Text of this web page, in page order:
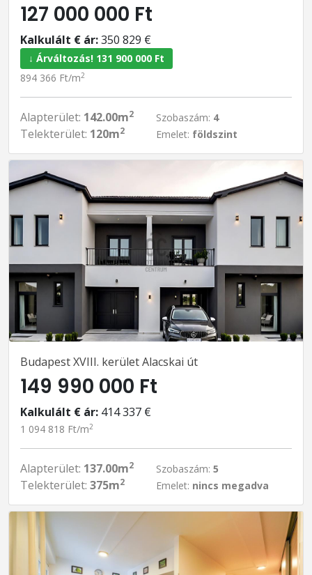
127 000 000 Ft
Kalkulált € ár:350 829 €
↓ Árváltozás! 131 900 000 Ft
894 366 Ft/m2
Alapterület: 142.00m2
Telekterület: 120m2
Szobaszám: 4
Emelet: földszint
Budapest XVIII. kerület Alacskai út
149 990 000 Ft
Kalkulált € ár: 414 337 €
1 094 818 Ft/m2
Alapterület: 137.00m2
Telekterület: 375m2
Szobaszám: 5
Emelet: nincs megadva